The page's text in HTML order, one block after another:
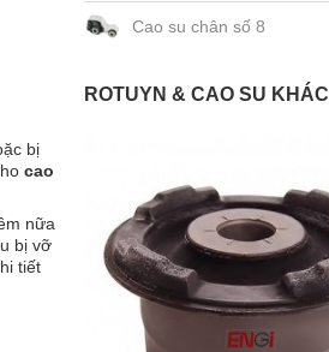
bị
cao
nữa
bị vỡ
tiết
Cao su chân số 8
ROTUYN & CAO SU KHÁC